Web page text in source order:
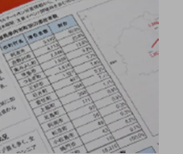
別ウィンドウで開きます